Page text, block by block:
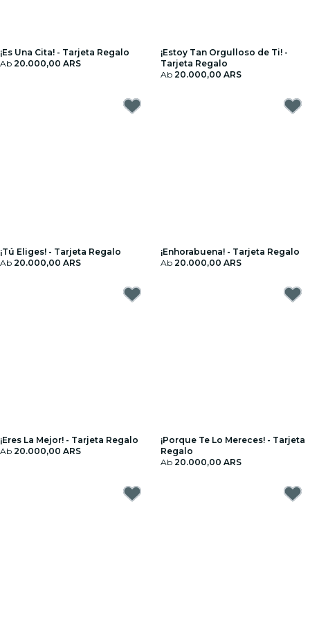
¡Es Una Cita! - Tarjeta Regalo
Ab 20.000,00 ARS
¡Estoy Tan Orgulloso de Ti! -
Tarjeta Regalo
Ab 20.000,00 ARS
¡Tú Eliges! - Tarjeta Regalo
Ab 20.000,00 ARS
¡Enhorabuena! - Tarjeta Regalo
Ab 20.000,00 ARS
¡Eres La Mejor! - Tarjeta Regalo
Ab 20.000,00 ARS
¡Porque Te Lo Mereces! - Tarjeta
Regalo
Ab 20.000,00 ARS